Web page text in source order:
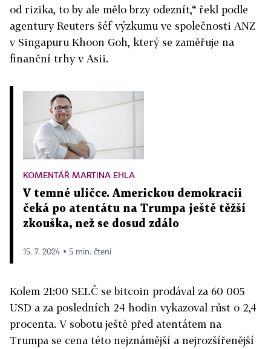
od rizika, to by ale mělo brzy odeznít,“ řekl podle
agentury Reuters šéf výzkumu ve společnosti ANZ
v Singapuru Khoon Goh, který se zaměřuje na
finanční trhy v Asii.
KOMENTÁŘ MARTINA EHLA
V temné uličce. Americkou demokracii
čeká po atentátu na Trumpa ještě těžší
zkouška, než se dosud zdálo
15. 7. 2024 ▪ 5 min. čtení
Kolem 21:00 SELČ se bitcoin prodával za 60 005
USD a za posledních 24 hodin vykazoval růst o 2,4
procenta. V sobotu ještě před atentátem na
Trumpa se cena této nejznámější a nejrozšířenější